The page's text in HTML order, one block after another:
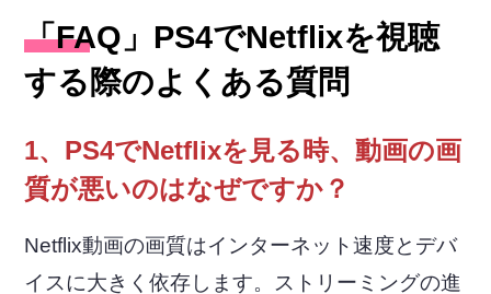
「FAQ」PS4でNetflixを視聴
する際のよくある質問
1、PS4でNetflixを見る時、動画の画
質が悪いのはなぜですか？
Netflix動画の画質はインターネット速度とデバ
イスに大きく依存します。ストリーミングの進